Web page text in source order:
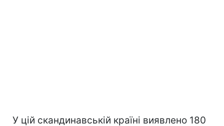
У цій скандинавській країні виявлено 180